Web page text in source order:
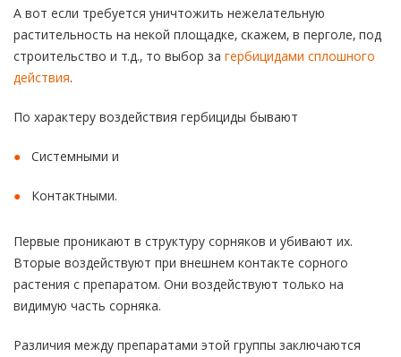
А вот если требуется уничтожить нежелательную
растительность на некой площадке, скажем, в перголе, под
строительство и т.д., то выбор за гербицидами сплошного
действия.
По характеру воздействия гербициды бывают
Системными и
Контактными.
Первые проникают в структуру сорняков и убивают их.
Вторые воздействуют при внешнем контакте сорного
растения с препаратом. Они воздействуют только на
видимую часть сорняка.
Различия между препаратами этой группы заключаются